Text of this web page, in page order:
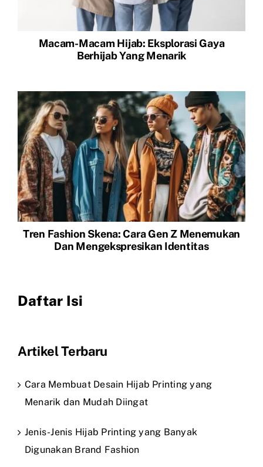
Macam-Macam Hijab: Eksplorasi Gaya
Berhijab Yang Menarik
Tren Fashion Skena: Cara Gen Z Menemukan
Dan Mengekspresikan Identitas
Daftar Isi
Artikel Terbaru
Cara Membuat Desain Hijab Printing yang
Menarik dan Mudah Diingat
Jenis-Jenis Hijab Printing yang Banyak
Digunakan Brand Fashion